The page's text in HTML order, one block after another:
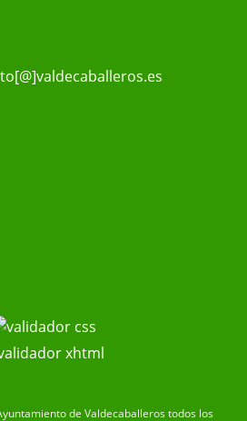
de Valdecaballeros todos los